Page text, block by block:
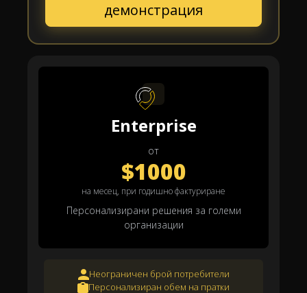
демонстрация
Enterprise
от
$1000
на месец, при годишно фактуриране
Персонализирани решения за големи
организации
Неограничен брой потребители
Персонализиран обем на пратки